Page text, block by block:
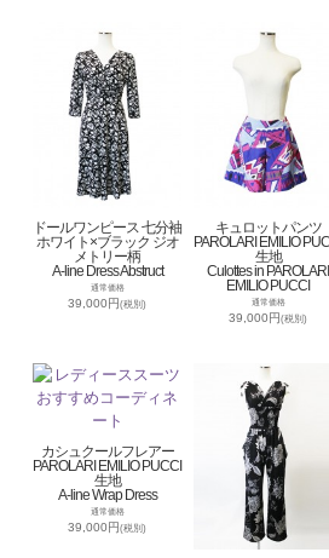
ドールワンピース 七分袖
ホワイト×ブラック ジオ
メトリー柄
A-line Dress Abstruct
通常価格
39,000円(税別)
キュロットパンツ
PAROLARI EMILIO
生地
Culottes in PAROLARI
EMILIO PUCCI
通常価格
39,000円(税別)
カシュクールフレアー
PAROLARI EMILIO PUCCI
生地
A-line Wrap Dress
通常価格
39,000円(税別)